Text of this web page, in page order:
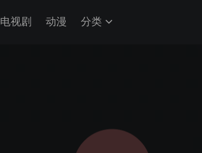
电视剧 动漫 分类